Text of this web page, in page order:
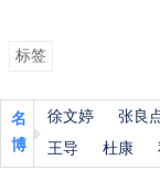
标签
名
博
徐文婷 张良
王导
杜康